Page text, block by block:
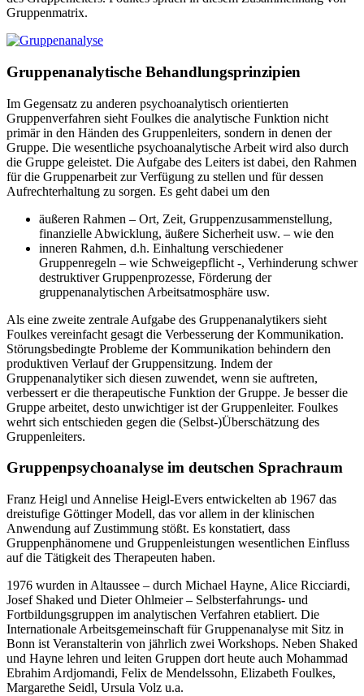
Gruppenmatrix.
Gruppenanalytische Behandlungsprinzipien
Im Gegensatz zu anderen psychoanalytisch orientierten
Gruppenverfahren sieht Foulkes die analytische Funktion nicht
primär in den Händen des Gruppenleiters, sondern in denen der
Gruppe. Die wesentliche psychoanalytische Arbeit wird also durch
die Gruppe geleistet. Die Aufgabe des Leiters ist dabei, den Rahmen
für die Gruppenarbeit zur Verfügung zu stellen und für dessen
Aufrechterhaltung zu sorgen. Es geht dabei um den
äußeren Rahmen – Ort, Zeit, Gruppenzusammenstellung,
finanzielle Abwicklung, äußere Sicherheit usw. – wie den
inneren Rahmen, d.h. Einhaltung verschiedener
Gruppenregeln – wie Schweigepflicht -, Verhinderung schwer
destruktiver Gruppenprozesse, Förderung der
gruppenanalytischen Arbeitsatmosphäre usw.
Als eine zweite zentrale Aufgabe des Gruppenanalytikers sieht
Foulkes vereinfacht gesagt die Verbesserung der Kommunikation.
Störungsbedingte Probleme der Kommunikation behindern den
produktiven Verlauf der Gruppensitzung. Indem der
Gruppenanalytiker sich diesen zuwendet, wenn sie auftreten,
verbessert er die therapeutische Funktion der Gruppe. Je besser die
Gruppe arbeitet, desto unwichtiger ist der Gruppenleiter. Foulkes
wehrt sich entschieden gegen die (Selbst-)Überschätzung des
Gruppenleiters.
Gruppenpsychoanalyse im deutschen Sprachraum
Franz Heigl und Annelise Heigl-Evers entwickelten ab 1967 das
dreistufige Göttinger Modell, das vor allem in der klinischen
Anwendung auf Zustimmung stößt. Es konstatiert, dass
Gruppenphänomene und Gruppenleistungen wesentlichen Einfluss
auf die Tätigkeit des Therapeuten haben.
1976 wurden in Altaussee – durch Michael Hayne, Alice Ricciardi,
Josef Shaked und Dieter Ohlmeier – Selbsterfahrungs- und
Fortbildungsgruppen im analytischen Verfahren etabliert. Die
Internationale Arbeitsgemeinschaft für Gruppenanalyse mit Sitz in
Bonn ist Veranstalterin von jährlich zwei Workshops. Neben Shaked
und Hayne lehren und leiten Gruppen dort heute auch Mohammad
Ebrahim Ardjomandi, Felix de Mendelssohn, Elizabeth Foulkes,
Margarethe Seidl, Ursula Volz u.a.